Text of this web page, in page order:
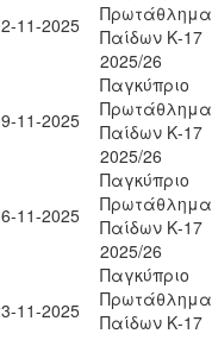
11-2025
Πρωτάθλημα
Παίδων Κ-17
2025/26
11-2025
Παγκύπριο
Πρωτάθλημα
Παίδων Κ-17
2025/26
11-2025
Παγκύπριο
Πρωτάθλημα
Παίδων Κ-17
2025/26
11-2025
Παγκύπριο
Πρωτάθλημα
Παίδων Κ-17